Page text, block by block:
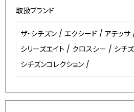
取扱ブランド
ザ・シチズン / エクシード / アテッサ
シリーズエイト / クロスシー / シチ
シチズンコレクション /